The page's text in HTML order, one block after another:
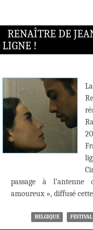
RENAÎTRE DE
LIGNE !
passage à l’antenne
amoureux », diffusé
BELGIQUE